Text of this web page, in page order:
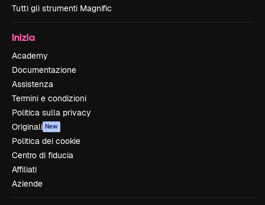
Tutti gli strumenti Magnific
Inizia
Academy
Documentazione
Assistenza
Termini e condizioni
Politica sulla privacy
Originali New
Politica dei cookie
Centro di fiducia
Affiliati
Aziende